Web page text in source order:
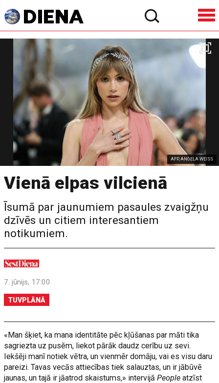
AFP, ANGELA WEISS
Vienā elpas vilcienā
Īsumā par jaunumiem pasaules zvaigžņu
dzīvēs un citiem interesantiem
notikumiem.
7. jūnijs, 17:00
TUVPLĀNĀ
«Man šķiet, ka mana identitāte pēc kļūšanas par māti tika
sagriezta uz pusēm, liekot pārāk daudz cerību uz sevi.
Iekšēji manī notiek vētra, un vienmēr domāju, vai es visu daru
pareizi. Tavas vecās attiecības tiek salauztas, un ir jābūvē
jaunas, un tajā ir jāatrod skaistums,» intervijāPeopleatzīst